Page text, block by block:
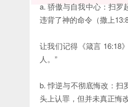
a. 骄傲与自我中心：扫罗
违背了神的命令（撒上
让我们记得《箴言 16:18
人。”
b. 悖逆与不彻底悔改：扫
头上认罪，但并未真正悔